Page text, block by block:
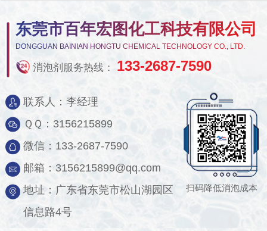
东莞市百年宏图化工科技有限公司
DONGGUAN BAINIAN HONGTU CHEMICAL TECHNOLOGY CO., LTD.
消泡剂服务热线： 133-2687-7590
联系人：李经理
ＱＱ：3156215899
微信：133-2687-7590
邮箱：3156215899@qq.com
地址：广东省东莞市松山湖园区
信息路4号
扫码降低消泡成本